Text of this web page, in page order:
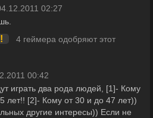
02:27
4 геймера одобряют этот
00:42
играть два рода людей, [1]- Кому
лет!! [2]- Кому от 30 и до 47 лет))
другие интересы)) Если не